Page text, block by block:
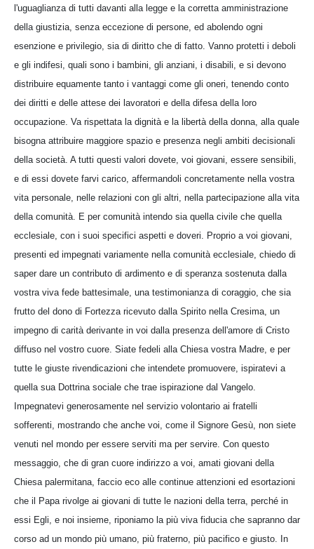
l'uguaglianza di tutti davanti alla legge e la corretta amministrazione
della giustizia, senza eccezione di persone, ed abolendo ogni
esenzione e privilegio, sia di diritto che di fatto. Vanno protetti i deboli
e gli indifesi, quali sono i bambini, gli anziani, i disabili, e si devono
distribuire equamente tanto i vantaggi come gli oneri, tenendo conto
dei diritti e delle attese dei lavoratori e della difesa della loro
occupazione. Va rispettata la dignità e la libertà della donna, alla quale
bisogna attribuire maggiore spazio e presenza negli ambiti decisionali
della società. A tutti questi valori dovete, voi giovani, essere sensibili,
e di essi dovete farvi carico, affermandoli concretamente nella vostra
vita personale, nelle relazioni con gli altri, nella partecipazione alla vita
della comunità. E per comunità intendo sia quella civile che quella
ecclesiale, con i suoi specifici aspetti e doveri. Proprio a voi giovani,
presenti ed impegnati variamente nella comunità ecclesiale, chiedo di
saper dare un contributo di ardimento e di speranza sostenuta dalla
vostra viva fede battesimale, una testimonianza di coraggio, che sia
frutto del dono di Fortezza ricevuto dalla Spirito nella Cresima, un
impegno di carità derivante in voi dalla presenza dell'amore di Cristo
diffuso nel vostro cuore. Siate fedeli alla Chiesa vostra Madre, e per
tutte le giuste rivendicazioni che intendete promuovere, ispiratevi a
quella sua Dottrina sociale che trae ispirazione dal Vangelo.
Impegnatevi generosamente nel servizio volontario ai fratelli
sofferenti, mostrando che anche voi, come il Signore Gesù, non siete
venuti nel mondo per essere serviti ma per servire. Con questo
messaggio, che di gran cuore indirizzo a voi, amati giovani della
Chiesa palermitana, faccio eco alle continue attenzioni ed esortazioni
che il Papa rivolge ai giovani di tutte le nazioni della terra, perché in
essi Egli, e noi insieme, riponiamo la più viva fiducia che sapranno dar
corso ad un mondo più umano, più fraterno, più pacifico e giusto. In